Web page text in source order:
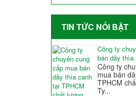
TIN TỨC NỐI BẬT
Công ty
bán dây
Công ty
mua bán
TPHCM
Ty...